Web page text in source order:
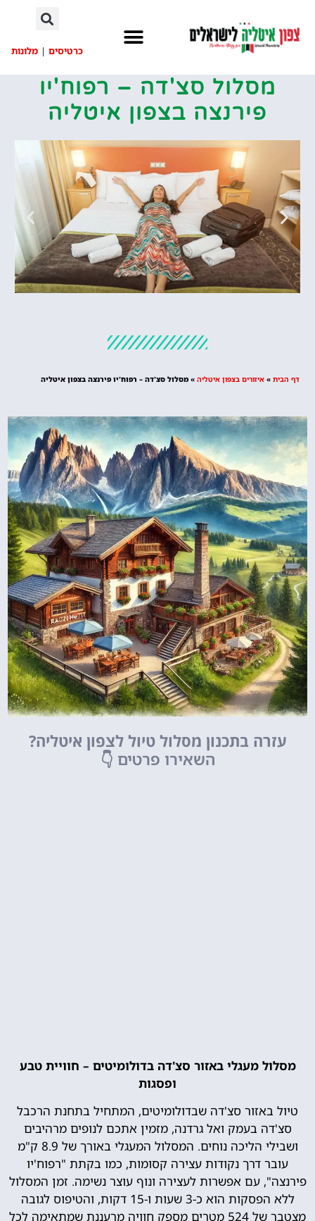
כרטיסים | מלונות
מסלול סצ'דה – רפוח'יו
פירנצה בצפון איטליה
מציאת מלון
דף הבית » איזורים בצפון איטליה » מסלול סצ'דה – רפוח'יו פירנצה בצפון איטליה
עזרה בתכנון מסלול טיול לצפון איטליה?
השאירו פרטים 👇
מסלול מעגלי באזור סצ'דה בדולומיטים – חוויית טבע
ופסגות
טיול באזור סצ'דה שבדולומיטים, המתחיל בתחנת הרכבל
סצ'דה בעמק ואל גרדנה, מזמין אתכם לנופים מרהיבים
ושבילי הליכה נוחים. המסלול המעגלי באורך של 8.9 ק"מ
עובר דרך נקודות עצירה קסומות, כמו בקתת "רפוח'יו
פירנצה", עם אפשרות לעצירה ונוף עוצר נשימה. זמן המסלול
ללא הפסקות הוא כ-3 שעות ו-15 דקות, והטיפוס לגובה
מצטבר של 524 מטרים מספק חוויה מרעננת שמתאימה לכל